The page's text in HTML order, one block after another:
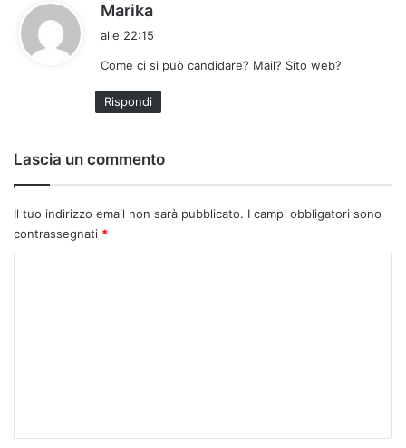
Marika
e
t
t
:
alle 22:15
Come ci si può candidare? Mail? Sito web?
Rispondi
Lascia un commento
Il tuo indirizzo email non sarà pubblicato. I campi obbligatori sono
contrassegnati *